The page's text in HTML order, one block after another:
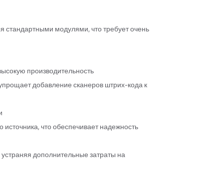
стандартными модулями, что требует очень
производительность
добавление сканеров штрих-кода к
что обеспечивает надежность
дополнительные затраты на